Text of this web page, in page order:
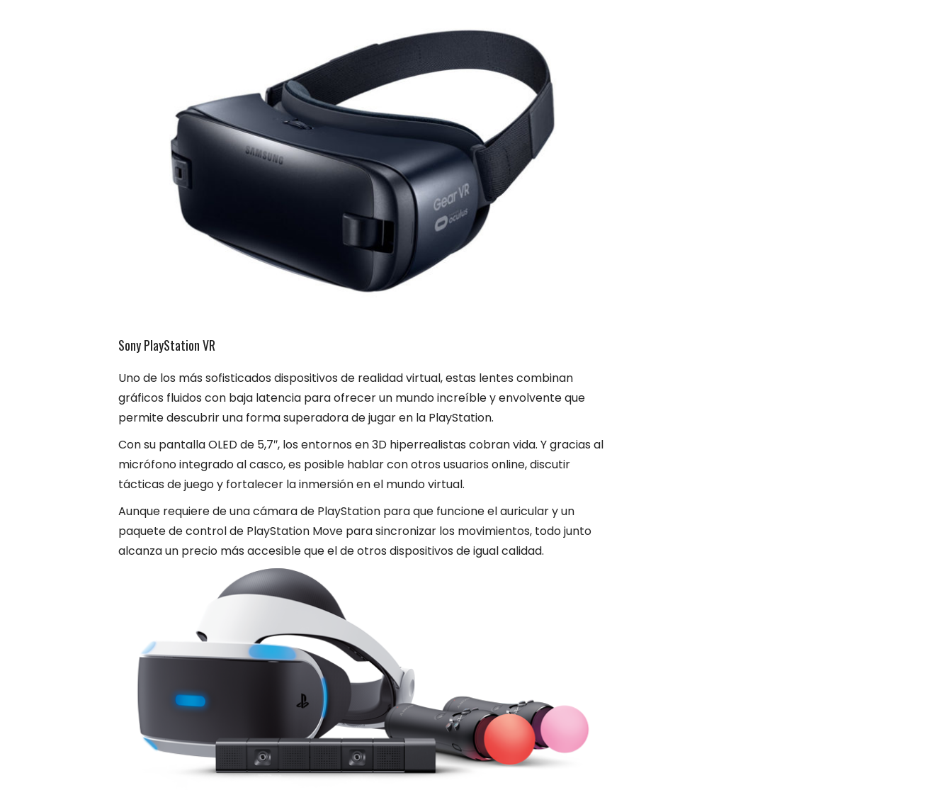
Sony PlayStation VR
Uno de los más sofisticados dispositivos de realidad virtual, estas lentes combinan
gráficos fluidos con baja latencia para ofrecer un mundo increíble y envolvente que
permite descubrir una forma superadora de jugar en la PlayStation.
Con su pantalla OLED de 5,7″, los entornos en 3D hiperrealistas cobran vida. Y gracias al
micrófono integrado al casco, es posible hablar con otros usuarios online, discutir
tácticas de juego y fortalecer la inmersión en el mundo virtual.
Aunque requiere de una cámara de PlayStation para que funcione el auricular y un
paquete de control de PlayStation Move para sincronizar los movimientos, todo junto
alcanza un precio más accesible que el de otros dispositivos de igual calidad.